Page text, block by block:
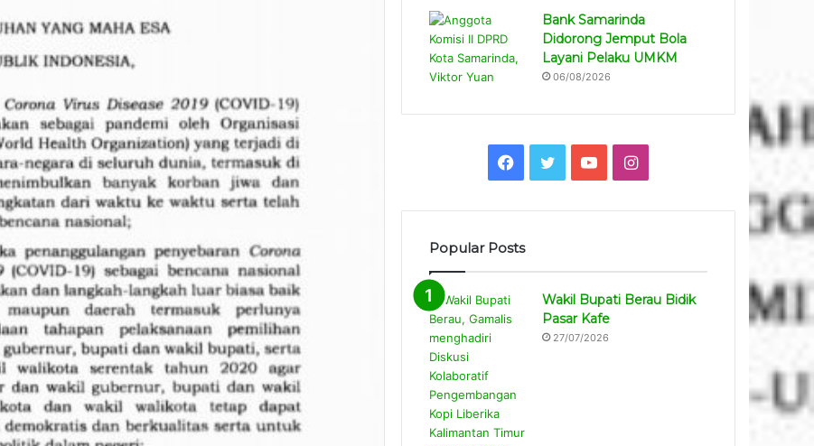
Bank Samarinda
Didorong Jemput Bola
Layani Pelaku UMKM
06/08/2026
Facebook
TwitterYouTubeInstagram
Popular Posts
Wakil Bupati Berau Bidik
Pasar Kafe
27/07/2026